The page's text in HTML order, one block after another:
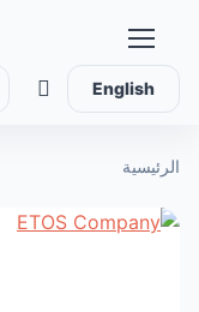
English
الرئيسية